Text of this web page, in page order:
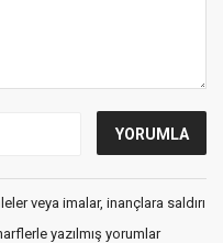
veya imalar, inançlara saldırı
yazılmış yorumlar